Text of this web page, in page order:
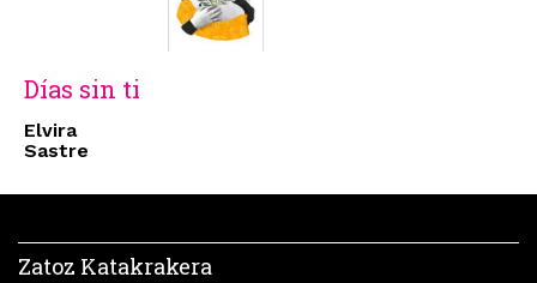
Días sin ti
Elvira
Sastre
Zatoz Katakrakera